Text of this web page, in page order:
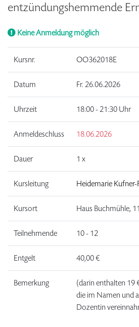
entzündungshemmende
Keine Anmeldung möglich
Kursnr. OO362018E
Datum Fr. 26.06.2026
Uhrzeit 18:00 - 21:30 Uhr
Anmeldeschluss 18.06.2026
Dauer 1 x
Kursleitung Heidemarie Kufner-
Kursort Haus Buchmühle,
Teilnehmende 10 - 12
Entgelt 40,00 €
Bemerkung
(darin enthalten 19
die im Namen und
Dozentin